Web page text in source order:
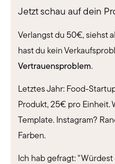
Jetzt schau auf dein
Verlangst du 50€, siehst
hast du kein
Vertrauensproblem.
Letztes Jahr: Food-
Produkt, 25€ pro Einheit.
Template. Instagram?
Farben.
Ich hab gefragt: "Würdest